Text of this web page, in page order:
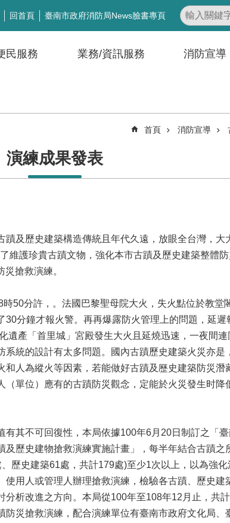
回首頁 臺南市政府消防局News臉書專頁
民服務 業務/資訊服務 消防宣導
首頁 消防宣導
演練成果發表
及歷史建築構造傳統且年代久遠，放眼全台灣，大
維護珍貴古蹟文物，強化本市古蹟及歷史建築整體
搶救演練。
50分許，。法國巴黎聖母院大火，失火點位於教堂
分鐘才報火警。再再爆露防火管理上的問題，延
遺產「首里城」宮殿發生大火且延燒迅速，一夜間
統的設計有太多問題。國內古蹟歷史建築火災亦是
人為縱火等因素，若能做好古蹟及歷史建築防災潛
單位）應有的古蹟防災觀念，定能於火災發生时降
其不可回復性，本局依據100年6月20日制訂之「
歷史建物搶救演練實施計畫」，每半年結合古蹟之
歷史建築61處，共計179處)至少1次以上，以為強
用人或管理人辦理搶救演練，檢驗各古蹟、歷史建
析改進之方向。本局從100年至108年12月止，共
災搶救演練，配合演練單位有臺南市政府文化局、